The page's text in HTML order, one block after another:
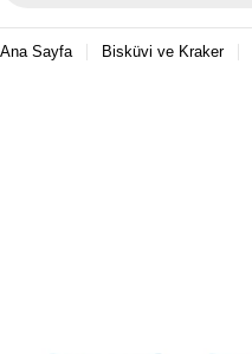
Ana Sayfa Bisküvi ve Kraker